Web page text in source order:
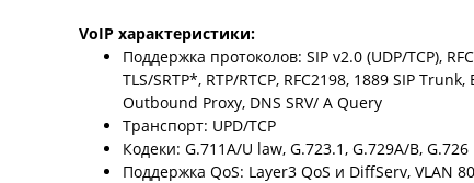
VoIP характеристики:
Поддержка протоколов: SIP v2.0 (UDP/TCP),
TLS/SRTP*, RTP/RTCP, RFC2198, 1889 SIP
Outbound Proxy, DNS SRV/ A Query
Транспорт: UPD/TCP
Кодеки: G.711A/U law, G.723.1, G.729A/B, G.726
Поддержка QoS: Layer3 QoS и DiffServ, VLAN